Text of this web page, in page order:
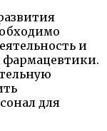
и
фармацевтики.
для